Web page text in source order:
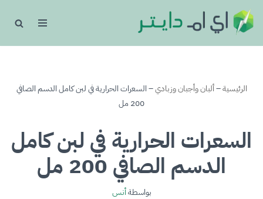
تخطى
إلى
الرئيسية–ألبان وأجبان وزبادي–السعرات الحرارية في لبن كامل الدسم الصافي
200 مل
السعرات الحرارية في لبن كامل
الدسم الصافي 200 مل
بواسطةأنس